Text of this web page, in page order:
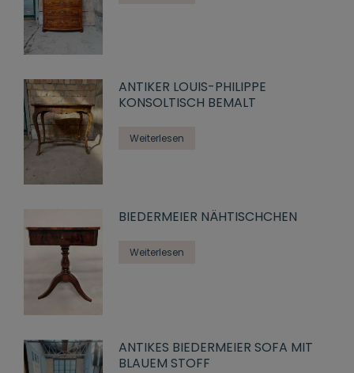
ANTIKER LOUIS-PHILIPPE
KONSOLTISCH BEMALT
Weiterlesen
BIEDERMEIER NÄHTISCHCHEN
Weiterlesen
ANTIKES BIEDERMEIER SOFA MIT
BLAUEM STOFF